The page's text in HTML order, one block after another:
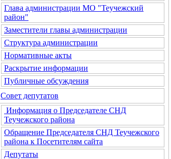
Глава администрации МО "Теучежский
район"
Заместители главы администрации
Структура администрации
Нормативные акты
Раскрытие информации
Публичные обсуждения
Совет депутатов
Информация о Председателе СНД
Теучежского района
Обращение Председателя СНД Теучежского
района к Посетителям сайта
Депутаты